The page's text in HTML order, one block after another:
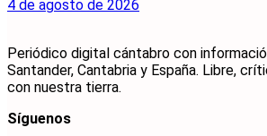
4 de agosto de 2026
Periódico digital cántabro con
Santander, Cantabria y España. Libre,
con nuestra tierra.
Síguenos